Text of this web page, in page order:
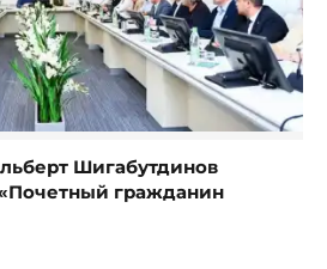
Шигабутдинов
гражданин